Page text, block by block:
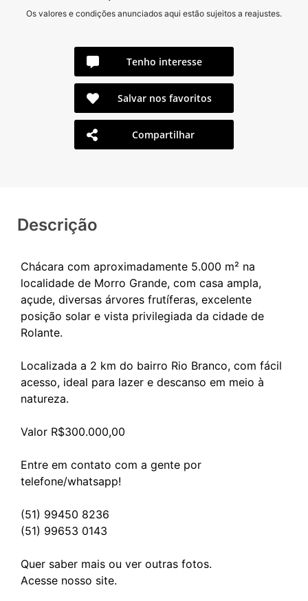
Os valores e condições anunciados aqui estão sujeitos a reajustes.
Tenho interesse
Salvar nos favoritos
Compartilhar
Descrição
Chácara com aproximadamente 5.000 m² na
localidade de Morro Grande, com casa ampla,
açude, diversas árvores frutíferas, excelente
posição solar e vista privilegiada da cidade de
Rolante.
Localizada a 2 km do bairro Rio Branco, com fácil
acesso, ideal para lazer e descanso em meio à
natureza.
Valor R$300.000,00
Entre em contato com a gente por
telefone/whatsapp!
(51) 99450 8236
(51) 99653 0143
Quer saber mais ou ver outras fotos.
Acesse nosso site.